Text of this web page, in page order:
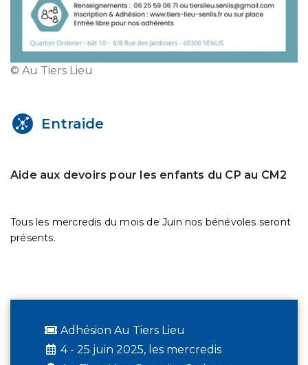
© Au Tiers Lieu
Entraide
Aide aux devoirs pour les enfants du CP au CM2
Tous les mercredis du mois de Juin nos bénévoles seront
présents.
Adhésion Au Tiers Lieu
4 - 25 juin 2025, les mercredis